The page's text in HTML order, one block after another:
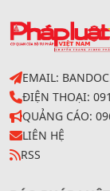
EMAIL:
ĐIỆN THOẠI:
QUẢNG CÁO:
LIÊN HỆ
RSS